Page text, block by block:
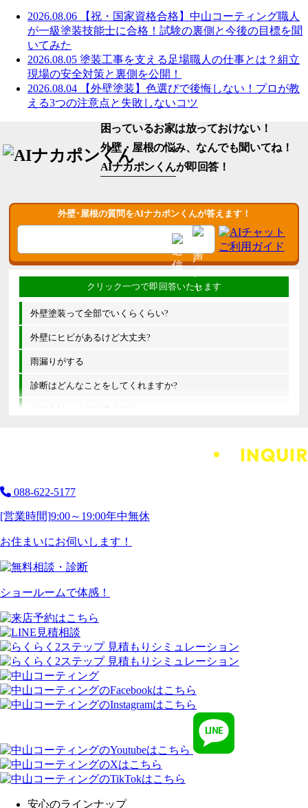
2026.08.06
【祝・国家資格合格】中山コーティング職人
が一級塗装技能士に合格！試験の裏側と今後の目標を聞
いてみた
2026.08.05 塗装工事を支える足場職人の仕事とは？組立
現場の安全対策と裏側を公開！
2026.08.04
【外壁塗装】色選びで後悔しない！プロが教
える3つの注意点と失敗しないコツ
困っているお家は放っておけない！
外壁・屋根の悩み、なんでも聞いてね！
AIナカポンくんが即回答！
外壁･屋根の質問をAIナカポンくんが答えます！
外壁塗装って全部でいくらくらい?
外壁にヒビがあるけど大丈夫?
雨漏りがする
診断はどんなことをしてくれますか?
他の会社とは何が違うの?
088-622-5177
[営業時間]9:00～19:00年中無休
お住まいにお伺いします！
ショールームで体感！
安心のラインナップ